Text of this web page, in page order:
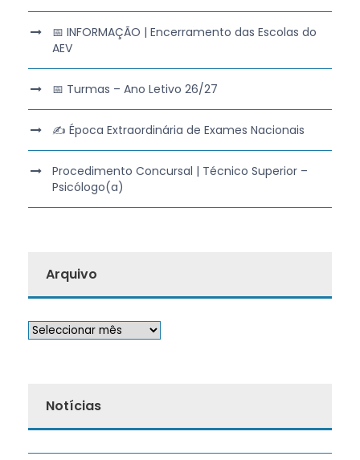
📅 INFORMAÇÃO | Encerramento das Escolas do
AEV
📅 Turmas – Ano Letivo 26/27
✍️ Época Extraordinária de Exames Nacionais
Procedimento Concursal | Técnico Superior –
Psicólogo(a)
Arquivo
Notícias